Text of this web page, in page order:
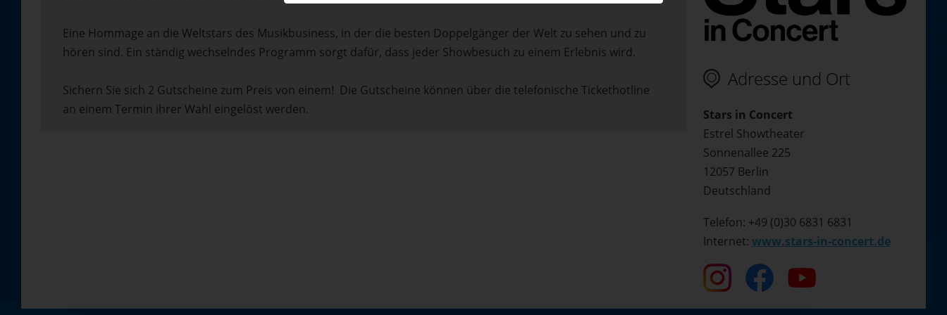
Eine Hommage an die Weltstars des Musikbusiness, in der die besten Doppelgänger der Welt zu sehen und zu
hören sind. Ein ständig wechselndes Programm sorgt dafür, dass jeder Showbesuch zu einem Erlebnis wird.
Sichern Sie sich 2 Gutscheine zum Preis von einem! Die Gutscheine können über die telefonische Tickethotline
an einem Termin ihrer Wahl eingelöst werden.
Adresse und Ort
Stars in Concert
Estrel Showtheater
Sonnenallee 225
12057 Berlin
Deutschland
Telefon: +49 (0)30 6831 6831
Internet: www.stars-in-concert.de